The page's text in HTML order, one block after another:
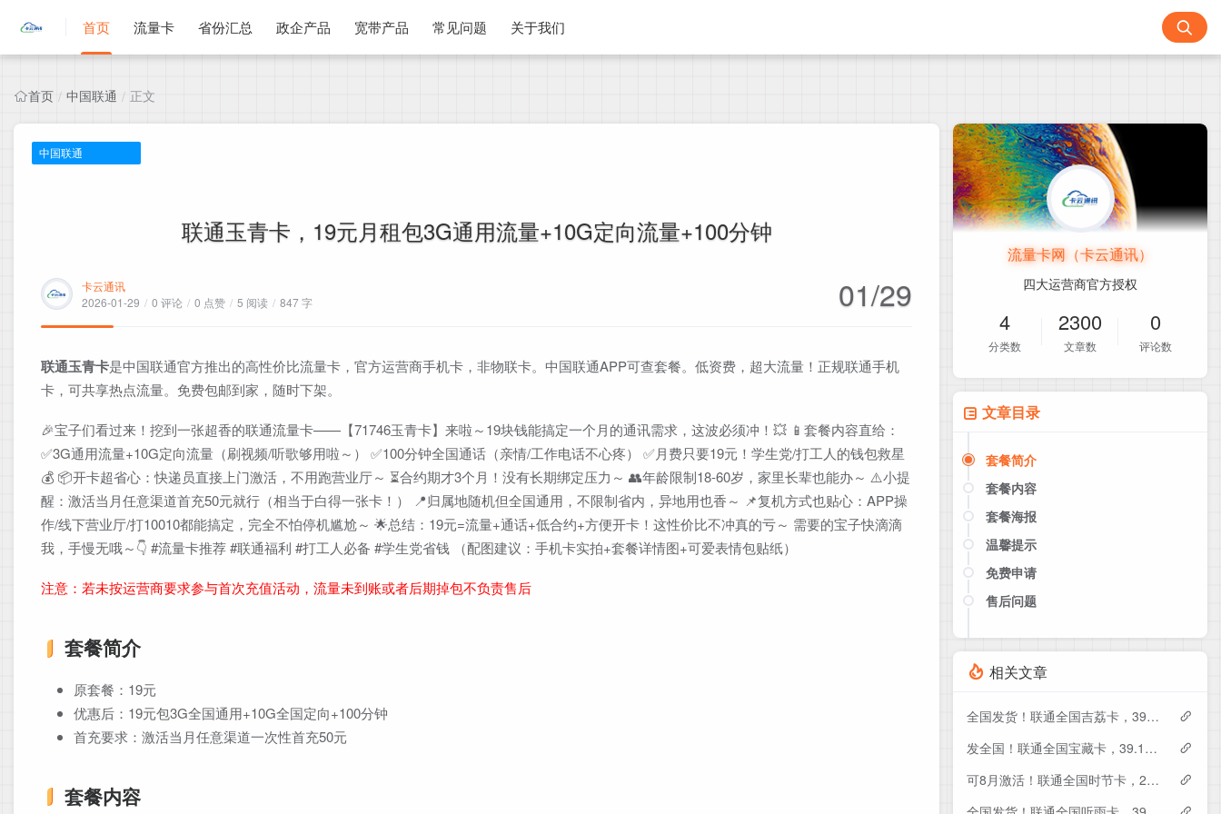
首页 流量卡 省份汇总 政企产品 宽带产品 常见问题 关于我们
首页 / 中国联通 / 正文
中国联通
联通玉青卡，19元月租包3G通用流量+10G定向流量+100分钟
卡云通讯
2026-01-29 / 0 评论 / 0 点赞 / 5 阅读 / 847 字 01/29
联通玉青卡是中国联通官方推出的高性价比流量卡，官方运营商手机卡，非物联卡。中国联通APP可查套餐。低资费，超大流量！正规联通手机
卡，可共享热点流量。免费包邮到家，随时下架。
🎉宝子们看过来！挖到一张超香的联通流量卡——【71746玉青卡】来啦～19块钱能搞定一个月的通讯需求，这波必须冲！💥 📱套餐内容直给：
✅3G通用流量+10G定向流量（刷视频/听歌够用啦～） ✅100分钟全国通话（亲情/工作电话不心疼） ✅月费只要19元！学生党/打工人的钱包救星
💰 📦开卡超省心：快递员直接上门激活，不用跑营业厅～ ⏳合约期才3个月！没有长期绑定压力～ 👥年龄限制18-60岁，家里长辈也能办～ ⚠️小提
醒：激活当月任意渠道首充50元就行（相当于白得一张卡！） 📍归属地随机但全国通用，不限制省内，异地用也香～ 📌复机方式也贴心：APP操
作/线下营业厅/打10010都能搞定，完全不怕停机尴尬～ 🌟总结：19元=流量+通话+低合约+方便开卡！这性价比不冲真的亏～ 需要的宝子快滴滴
我，手慢无哦～👇 #流量卡推荐 #联通福利 #打工人必备 #学生党省钱 （配图建议：手机卡实拍+套餐详情图+可爱表情包贴纸）
注意：若未按运营商要求参与首次充值活动，流量未到账或者后期掉包不负责售后
套餐简介
原套餐：19元
优惠后：19元包3G全国通用+10G全国定向+100分钟
首充要求：激活当月任意渠道一次性首充50元
套餐内容
流量卡网（卡云通讯）
四大运营商官方授权
4
分类数
2300
文章数
0
评论数
文章目录
套餐简介
套餐内容
套餐海报
温馨提示
免费申请
点击这里或者手机扫描下方二维码
售后问题
相关文章
全国发货！联通全国吉荔卡，39元月租包240G+50分钟
发全国！联通全国宝藏卡，39.1元月租包240G+200分钟
可8月激活！联通全国时节卡，29元月租包180G+200分钟+会员